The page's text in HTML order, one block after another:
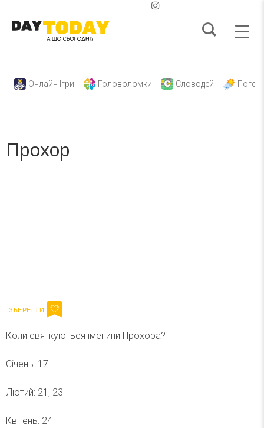
Онлайн Ігри Головоломки Словодей
Прохор
Коли святкуються іменини Прохора?
Січень: 17
Лютий: 21, 23
Квітень: 24